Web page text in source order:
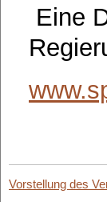
Eine
Vorstellung des